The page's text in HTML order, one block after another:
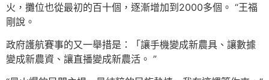
火，攤位也從最初的百十個，逐漸增加到2000多個。 “王福
剛說。
政府護航賽事的又一舉措是：「讓手機變成新農具、讓數據
變成新農資、讓直播變成新農活。 ”